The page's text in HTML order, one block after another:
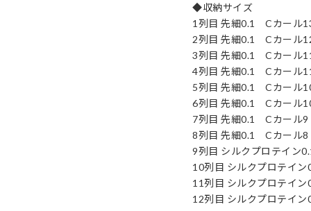
◆収納サイズ
1列目 先細0.1 Cカール
2列目 先細0.1 Cカール
3列目 先細0.1 Cカール
4列目 先細0.1 Cカール
5列目 先細0.1 Cカール
6列目 先細0.1 Cカール
7列目 先細0.1 Cカール9
8列目 先細0.1 Cカール8
9列目 シルクプロテイン
10列目 シルクプロテイン
11列目 シルクプロテイン
12列目 シルクプロテイン